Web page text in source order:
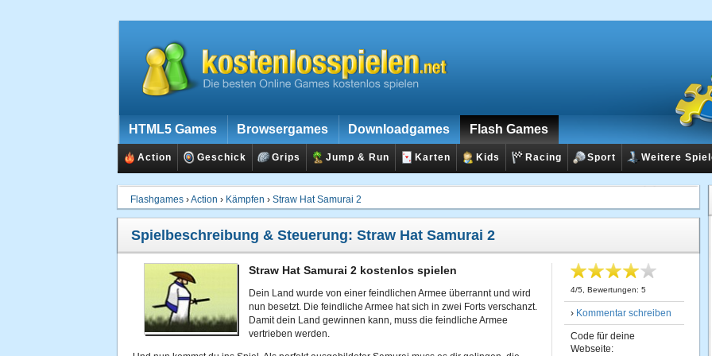
HTML5 Games Browsergames Downloadgames Flash Games
Action Geschick Grips Jump & Run Karten Kids Racing Sport Weitere
Flashgames ›Action › Kämpfen › Straw Hat Samurai 2
Spielbeschreibung & Steuerung: Straw Hat Samurai 2
Straw Hat Samurai 2 kostenlos spielen
Dein Land wurde von einer feindlichen Armee überrannt und wird
nun besetzt. Die feindliche Armee hat sich in zwei Forts verschanzt.
Damit dein Land gewinnen kann, muss die feindliche Armee
vertrieben werden.
4/5 , Bewertungen: 5
› Kommentar schreiben
Code für deine
Webseite: